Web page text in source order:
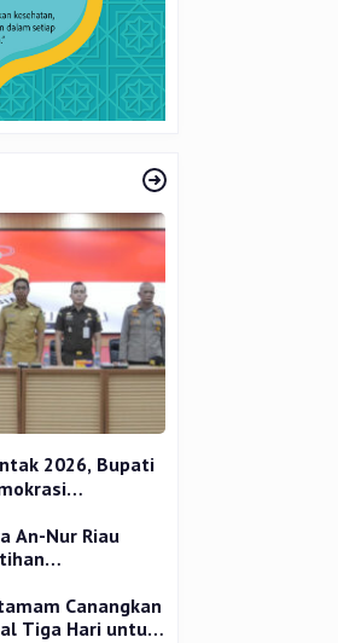
2026, Bupati
An-Nur Riau
dan Gratis
Canangkan
Tiga Hari untuk